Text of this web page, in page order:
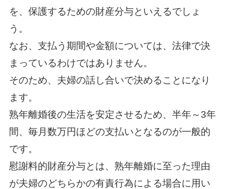
を、保護するための財産分与といえるでしょ
う。
なお、支払う期間や金額については、法律で決
まっているわけではありません。
そのため、夫婦の話し合いで決めることになり
ます。
熟年離婚後の生活を安定させるため、半年～3年
間、毎月数万円ほどの支払いとなるのが一般的
です。
慰謝料的財産分与とは、熟年離婚に至った理由
が夫婦のどちらかの有責行為による場合に用い